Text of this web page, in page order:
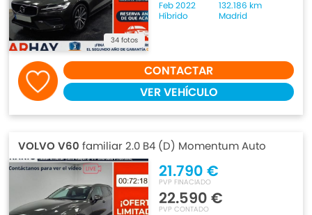
34 fotos
Feb 2022
132.186 km
Híbrido
Madrid
CONTACTAR
VER VEHÍCULO
VOLVO V60 familiar 2.0 B4 (D) Momentum Auto
21.790 €
PVP FINACIADO
22.590 €
PVP CONTADO